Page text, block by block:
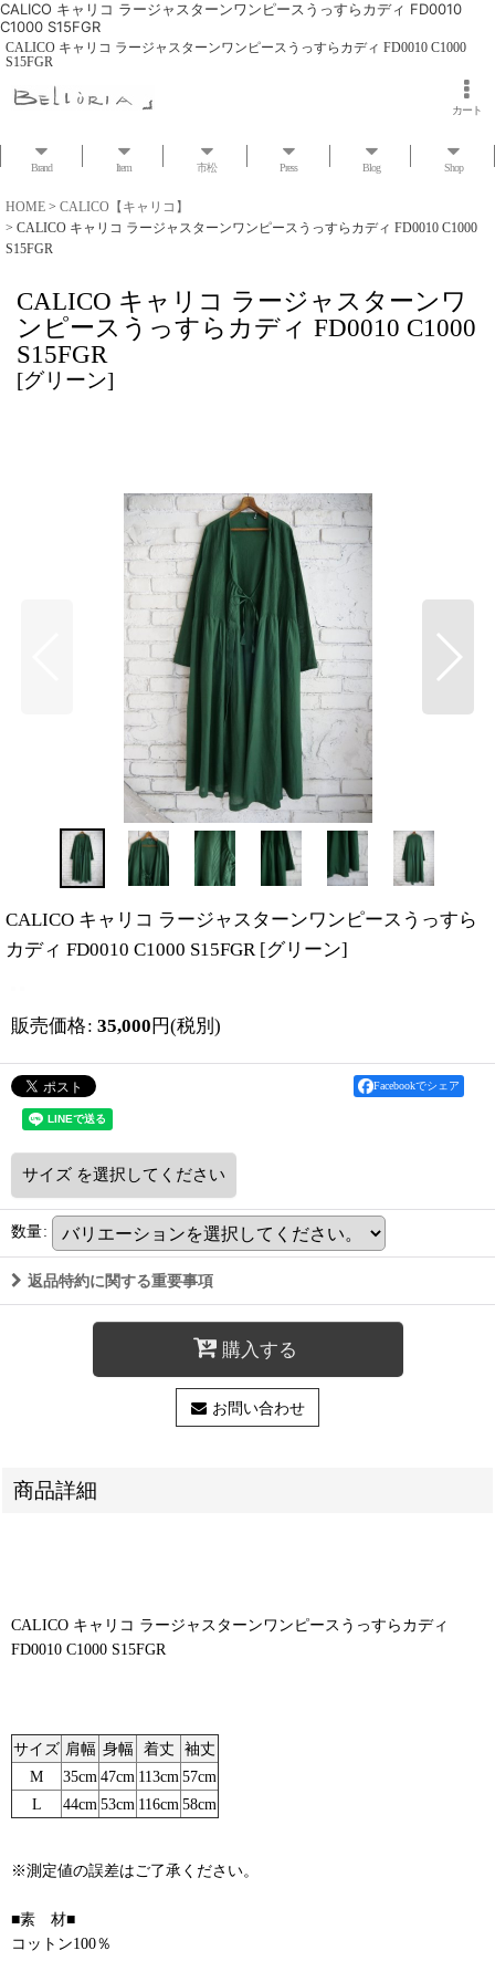
CALICO キャリコ ラージャスターンワンピースうっすらカディ FD0010
C1000 S15FGR
CALICO キャリコ ラージャスターンワンピースうっすらカディ FD0010 C1000
S15FGR
カート
Brand Item 市松 Press Blog Shop
HOME > CALICO【キャリコ】
> CALICO キャリコ ラージャスターンワンピースうっすらカディ FD0010 C1000
S15FGR
CALICO キャリコ ラージャスターンワ
ンピースうっすらカディ FD0010 C1000
S15FGR
[グリーン]
CALICO キャリコ ラージャスターンワンピースうっすら
カディ FD0010 C1000 S15FGR [グリーン]
販売価格: 35,000 円(税別)
Facebookでシェア
サイズ を選択してください
数量:
返品特約に関する重要事項
購入する
お問い合わせ
商品詳細
CALICO キャリコ ラージャスターンワンピースうっすらカディ
FD0010 C1000 S15FGR
サイズ 肩幅 身幅 着丈
袖丈
M
35cm 47cm 113cm 57cm
L
44cm 53cm 116cm 58cm
※測定値の誤差はご了承ください。
■素 材■
コットン100％